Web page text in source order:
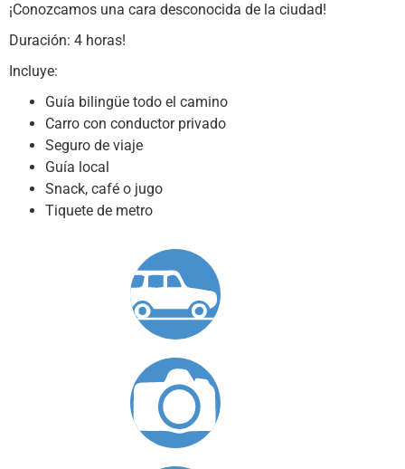
¡Conozcamos una cara desconocida de la ciudad!
Duración: 4 horas!
Incluye:
Guía bilingüe todo el camino
Carro con conductor privado
Seguro de viaje
Guía local
Snack, café o jugo
Tiquete de metro